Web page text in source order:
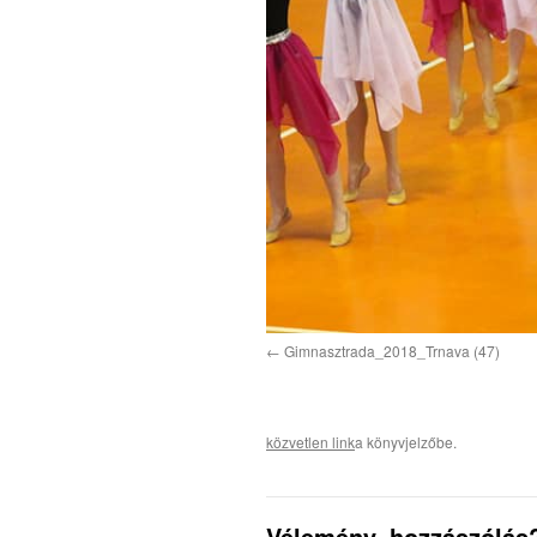
Gimnasztrada_2018_Trnava (47)
közvetlen linka könyvjelzőbe.